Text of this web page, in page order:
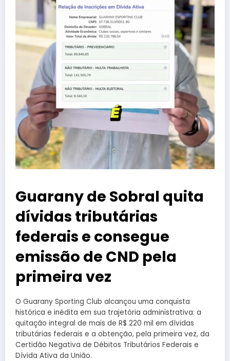
Guarany de Sobral quita
dívidas tributárias
federais e consegue
emissão de CND pela
primeira vez
O Guarany Sporting Club alcançou uma conquista
histórica e inédita em sua trajetória administrativa: a
quitação integral de mais de R$ 220 mil em dívidas
tributárias federais e a obtenção, pela primeira vez, da
Certidão Negativa de Débitos Tributários Federais e
Dívida Ativa da União.